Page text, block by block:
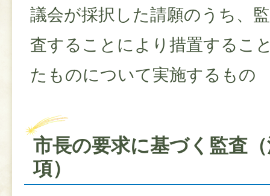
議会が採択した請願のうち、
査することにより措置するこ
たものについて実施するもの
市長の要求に基づく監査
項）